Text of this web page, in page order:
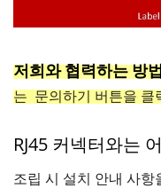
저희와 협력하는 방
는 문의하기 버튼을 클
RJ45 커넥터와는
조립 시 설치 안내 사항